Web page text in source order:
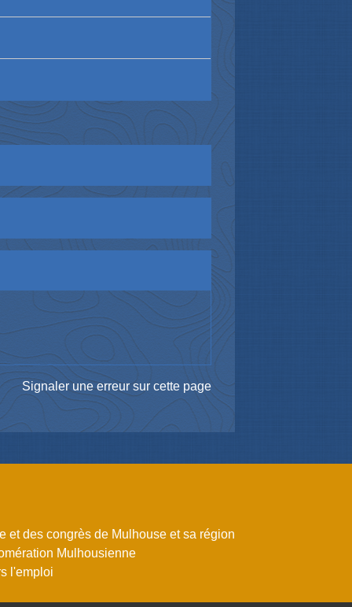
Signaler une erreur sur cette page
et des congrès de Mulhouse et sa région
Mulhousienne
l'emploi